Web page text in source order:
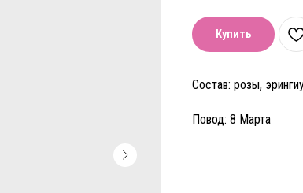
Купить
Состав: розы,
Повод: 8 Марта